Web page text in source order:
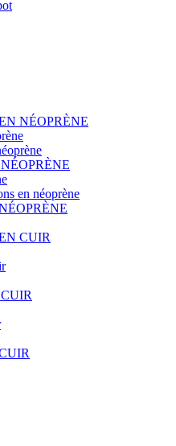
NÉOPRÈNE
en néoprène
CUIR